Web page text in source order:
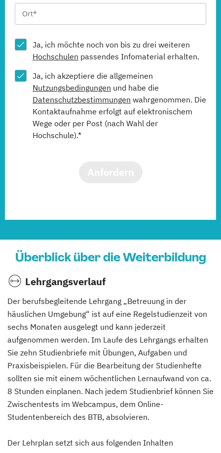
Ja, ich möchte noch von bis zu drei weiteren
Hochschulen passendes Infomaterial erhalten.
Ja, ich akzeptiere die allgemeinen
Nutzungsbedingungen und habe die
Datenschutzbestimmungen wahrgenommen. Die
Kontaktaufnahme erfolgt auf elektronischem
Wege oder per Post (nach Wahl der
Hochschule).*
Überblick über die Weiterbildung
Lehrgangsverlauf
Der berufsbegleitende Lehrgang „Betreuung in der
häuslichen Umgebung“ ist auf eine Regelstudienzeit von
sechs Monaten ausgelegt und kann jederzeit
aufgenommen werden. Im Laufe des Lehrgangs erhalten
Sie zehn Studienbriefe mit Übungen, Aufgaben und
Praxisbeispielen. Für die Bearbeitung der Studienhefte
sollten sie mit einem wöchentlichen Lernaufwand von ca.
8 Stunden einplanen. Nach jedem Studienbrief können Sie
Zwischentests im Webcampus, dem Online-
Studentenbereich des BTB, absolvieren.
Der Lehrplan setzt sich aus folgenden Inhalten